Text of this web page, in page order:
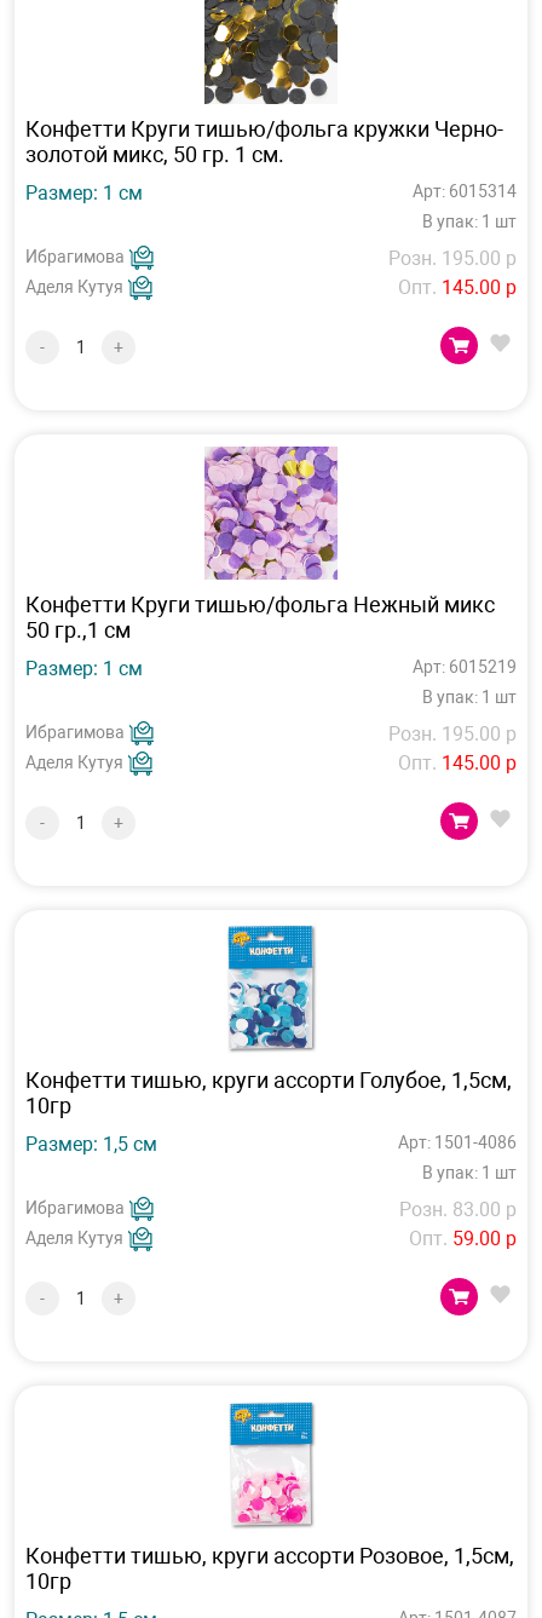
Конфетти Круги тишью/фольга кружки Черно-
золотой микс, 50 гр. 1 см.
Размер: 1 см
Арт: 6015314
В упак: 1 шт
Ибрагимова
Аделя Кутуя
Розн. 195.00 р
Опт. 145.00 р
- +
Конфетти Круги тишью/фольга Нежный микс
50 гр.,1 см
Размер: 1 см
Арт: 6015219
В упак: 1 шт
Ибрагимова
Аделя Кутуя
Розн. 195.00 р
Опт. 145.00 р
- +
Конфетти тишью, круги ассорти Голубое, 1,5см,
10гр
Размер: 1,5 см
Арт: 1501-4086
В упак: 1 шт
Ибрагимова
Аделя Кутуя
Розн. 83.00 р
Опт. 59.00 р
- +
Конфетти тишью, круги ассорти Розовое, 1,5см,
10гр